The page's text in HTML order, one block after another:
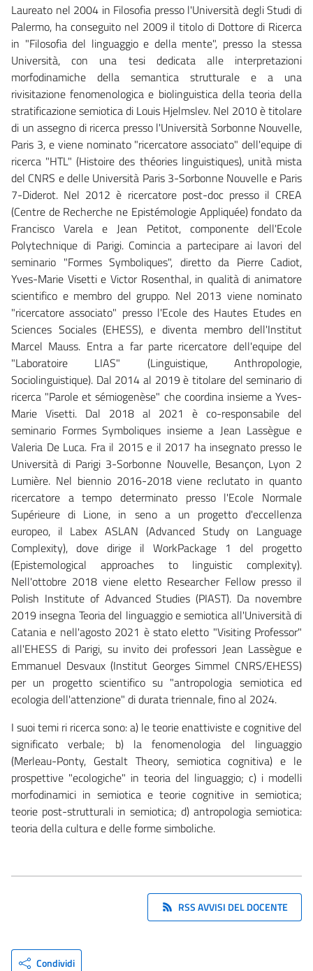
Laureato nel 2004 in Filosofia presso l'Università degli Studi di
Palermo, ha conseguito nel 2009 il titolo di Dottore di Ricerca
in "Filosofia del linguaggio e della mente", presso la stessa
Università, con una tesi dedicata alle interpretazioni
morfodinamiche della semantica strutturale e a una
rivisitazione fenomenologica e biolinguistica della teoria della
stratificazione semiotica di Louis Hjelmslev. Nel 2010 è titolare
di un assegno di ricerca presso l'Università Sorbonne Nouvelle,
Paris 3, e viene nominato "ricercatore associato" dell'equipe di
ricerca "HTL" (Histoire des théories linguistiques), unità mista
del CNRS e delle Università Paris 3-Sorbonne Nouvelle e Paris
7-Diderot. Nel 2012 è ricercatore post-doc presso il CREA
(Centre de Recherche ne Epistémologie Appliquée) fondato da
Francisco Varela e Jean Petitot, componente dell'Ecole
Polytechnique di Parigi. Comincia a partecipare ai lavori del
seminario "Formes Symboliques", diretto da Pierre Cadiot,
Yves-Marie Visetti e Victor Rosenthal, in qualità di animatore
scientifico e membro del gruppo. Nel 2013 viene nominato
"ricercatore associato" presso l'Ecole des Hautes Etudes en
Sciences Sociales (EHESS), e diventa membro dell'Institut
Marcel Mauss. Entra a far parte ricercatore dell'equipe del
"Laboratoire LIAS" (Linguistique, Anthropologie,
Sociolinguistique). Dal 2014 al 2019 è titolare del seminario di
ricerca "Parole et sémiogenèse" che coordina insieme a Yves-
Marie Visetti. Dal 2018 al 2021 è co-responsabile del
seminario Formes Symboliques insieme a Jean Lassègue e
Valeria De Luca. Fra il 2015 e il 2017 ha insegnato presso le
Università di Parigi 3-Sorbonne Nouvelle, Besançon, Lyon 2
Lumière. Nel biennio 2016-2018 viene reclutato in quanto
ricercatore a tempo determinato presso l'Ecole Normale
Supérieure di Lione, in seno a un progetto d'eccellenza
europeo, il Labex ASLAN (Advanced Study on Language
Complexity), dove dirige il WorkPackage 1 del progetto
(Epistemological approaches to linguistic complexity).
Nell'ottobre 2018 viene eletto Researcher Fellow presso il
Polish Institute of Advanced Studies (PIAST). Da novembre
2019 insegna Teoria del linguaggio e semiotica all'Università di
Catania e nell'agosto 2021 è stato eletto "Visiting Professor"
all'EHESS di Parigi, su invito dei professori Jean Lassègue e
Emmanuel Desvaux (Institut Georges Simmel CNRS/EHESS)
per un progetto scientifico su "antropologia semiotica ed
ecologia dell'attenzione" di durata triennale, fino al 2024.
I suoi temi ri ricerca sono: a) le teorie enattiviste e cognitive del
significato verbale; b) la fenomenologia del linguaggio
(Merleau-Ponty, Gestalt Theory, semiotica cognitiva) e le
prospettive "ecologiche" in teoria del linguaggio; c) i modelli
morfodinamici in semiotica e teorie cognitive in semiotica;
teorie post-strutturali in semiotica; d) antropologia semiotica:
teoria della cultura e delle forme simboliche.
RSS AVVISI DEL DOCENTE
Condividi